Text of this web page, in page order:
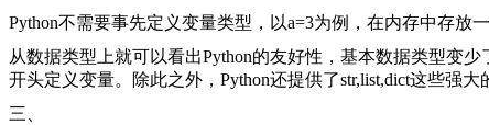
Python不需要事先定义变量类型，以a=3为例，在内存中存放
从数据类型上就可以看出Python的友好性，基本数据类型变
开头定义变量。除此之外，Python还提供了str,list,dict这些强
三、